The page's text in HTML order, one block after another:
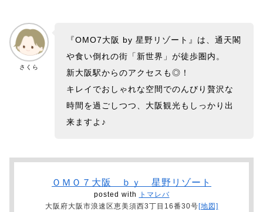
さくら
『OMO7大阪 by 星野リゾート』は、通天閣
や食い倒れの街「新世界」が徒歩圏内。
新大阪駅からのアクセスも◎！
キレイでおしゃれな空間でのんびり贅沢な
時間を過ごしつつ、大阪観光もしっかり出
来ますよ♪
ＯＭＯ７大阪 ｂｙ 星野リゾート
posted with
トマレバ
大阪府大阪市浪速区恵美須西3丁目16番30号[地図]